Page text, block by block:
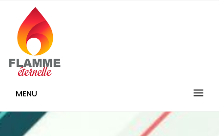
content
Flamme-
Eternelle.com
MENU